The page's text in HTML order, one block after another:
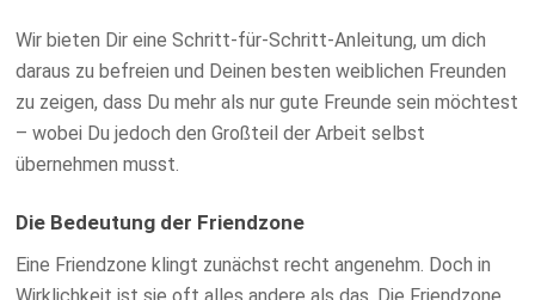
Wir bieten Dir eine Schritt-für-Schritt-Anleitung, um dich
daraus zu befreien und Deinen besten weiblichen Freunden
zu zeigen, dass Du mehr als nur gute Freunde sein möchtest
– wobei Du jedoch den Großteil der Arbeit selbst
übernehmen musst.
Die Bedeutung der Friendzone
Eine Friendzone klingt zunächst recht angenehm. Doch in
Wirklichkeit ist sie oft alles andere als das. Die Friendzone